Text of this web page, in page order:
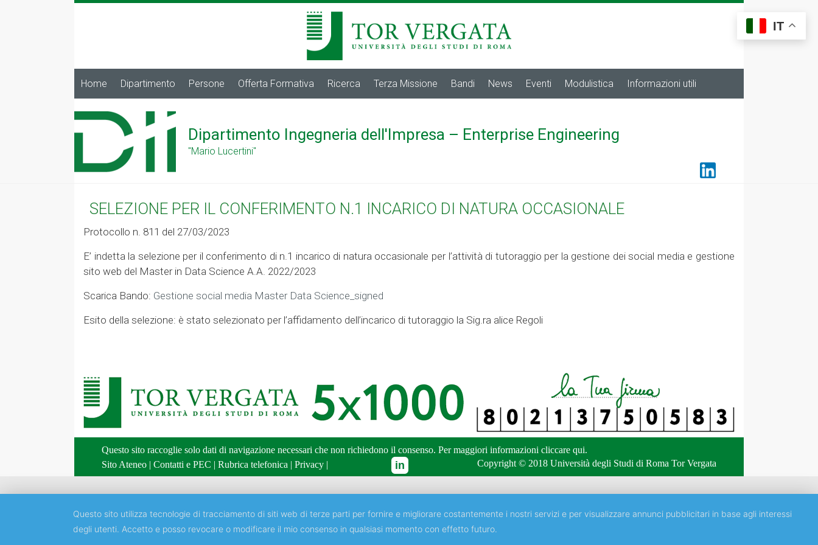
Home Dipartimento Persone Offerta Formativa Ricerca Terza Missione Bandi News Eventi Modulistica Informazioni utili
Dipartimento Ingegneria dell'Impresa – Enterprise Engineering
"Mario Lucertini"
SELEZIONE PER IL CONFERIMENTO N.1 INCARICO DI NATURA OCCASIONALE
Protocollo n. 811 del 27/03/2023
E’ indetta la selezione per il conferimento di n.1 incarico di natura occasionale per l’attività di tutoraggio per la gestione dei social media e gestione
sito web del Master in Data Science A.A. 2022/2023
Scarica Bando: Gestione social media Master Data Science_signed
Esito della selezione: è stato selezionato per l’affidamento dell’incarico di tutoraggio la Sig.ra alice Regoli
Questo sito raccoglie solo dati di navigazione necessari che non richiedono il consenso. Per maggiori informazioni cliccare qui.
Sito Ateneo | Contatti e PEC | Rubrica telefonica | Privacy | Copyright © 2018 Università degli Studi di Roma Tor Vergata
IT
Questo sito utilizza tecnologie di tracciamento di siti web di terze parti per fornire e migliorare costantemente i nostri servizi e per visualizzare annunci pubblicitari in base agli interessi
degli utenti. Accetto e posso revocare o modificare il mio consenso in qualsiasi momento con effetto futuro.